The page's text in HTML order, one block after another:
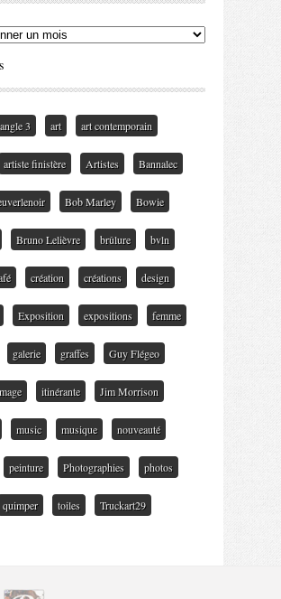
angle 3 art art contemporain
artiste finistère Artistes Bannalec
Bob Marley Bowie
Bruno Lelièvre brûlure bvln
création créations design
Exposition expositions femme
galerie graffes Guy Flégeo
itinérante Jim Morrison
music musique nouveauté
peinture Photographies photos
quimper toiles Truckart29